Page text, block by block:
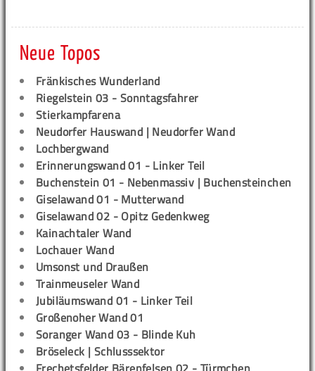
Neue Topos
Fränkisches Wunderland
Riegelstein 03 - Sonntagsfahrer
Stierkampfarena
Neudorfer Hauswand | Neudorfer Wand
Lochbergwand
Erinnerungswand 01 - Linker Teil
Buchenstein 01 - Nebenmassiv | Buchensteinchen
Giselawand 01 - Mutterwand
Giselawand 02 - Opitz Gedenkweg
Kainachtaler Wand
Lochauer Wand
Umsonst und Draußen
Trainmeuseler Wand
Jubiläumswand 01 - Linker Teil
Großenoher Wand 01
Soranger Wand 03 - Blinde Kuh
Bröseleck | Schlusssektor